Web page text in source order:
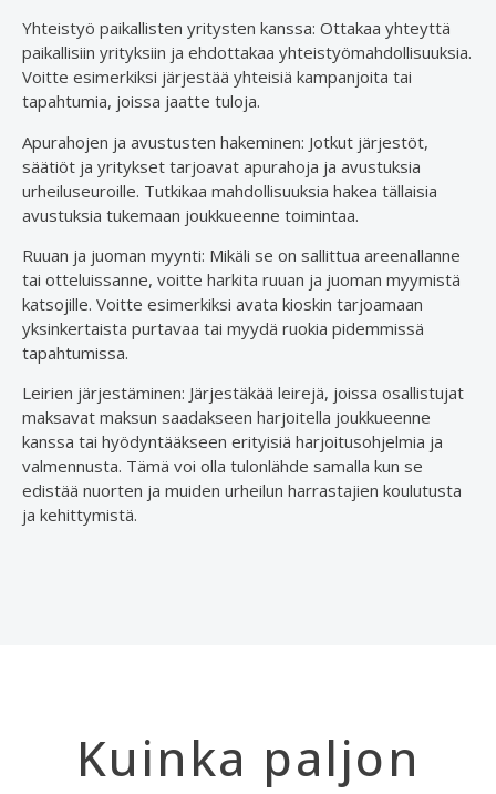
Yhteistyö paikallisten yritysten kanssa: Ottakaa yhteyttä
paikallisiin yrityksiin ja ehdottakaa yhteistyömahdollisuuksia.
Voitte esimerkiksi järjestää yhteisiä kampanjoita tai
tapahtumia, joissa jaatte tuloja.
Apurahojen ja avustusten hakeminen: Jotkut järjestöt,
säätiöt ja yritykset tarjoavat apurahoja ja avustuksia
urheiluseuroille. Tutkikaa mahdollisuuksia hakea tällaisia
avustuksia tukemaan joukkueenne toimintaa.
Ruuan ja juoman myynti: Mikäli se on sallittua areenallanne
tai otteluissanne, voitte harkita ruuan ja juoman myymistä
katsojille. Voitte esimerkiksi avata kioskin tarjoamaan
yksinkertaista purtavaa tai myydä ruokia pidemmissä
tapahtumissa.
Leirien järjestäminen: Järjestäkää leirejä, joissa osallistujat
maksavat maksun saadakseen harjoitella joukkueenne
kanssa tai hyödyntääkseen erityisiä harjoitusohjelmia ja
valmennusta. Tämä voi olla tulonlähde samalla kun se
edistää nuorten ja muiden urheilun harrastajien koulutusta
ja kehittymistä.
Kuinka paljon